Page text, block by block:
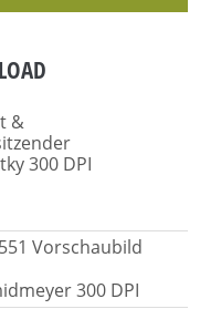
&
300 DPI
300 DPI